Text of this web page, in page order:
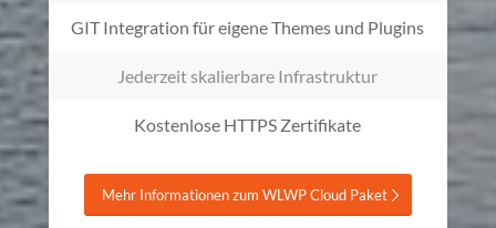
GIT Integration für eigene Themes und Plugins
Jederzeit skalierbare Infrastruktur
Kostenlose HTTPS Zertifikate
Mehr Informationen zum WLWP Cloud Paket